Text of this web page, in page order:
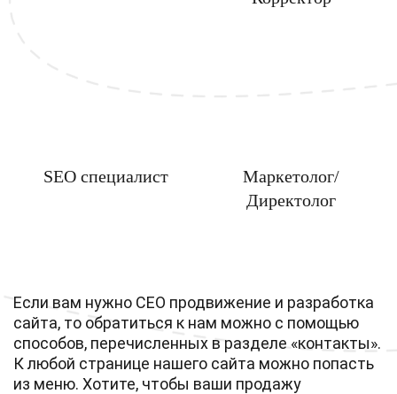
SEO специалист
Маркетолог/
Директолог
Если вам нужно СЕО продвижение и разработка
сайта, то обратиться к нам можно с помощью
способов, перечисленных в разделе «контакты».
К любой странице нашего сайта можно попасть
из меню. Хотите, чтобы ваши продажу